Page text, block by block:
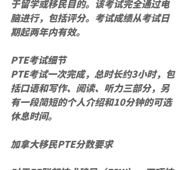
于留学或移民目的。该考试完全通过电
脑进行，包括评分。考试成绩从考试日
期起两年内有效。
PTE考试细节
PTE考试一次完成，总时长约3小时，包
括口语和写作、阅读、听力三部分，另
有一段简短的个人介绍和10分钟的可选
休息时间。
加拿大移民PTE分数要求